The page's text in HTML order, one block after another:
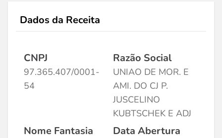
Dados da Receita
CNPJ
97.365.407/0001-
54
Razão Social
UNIAO DE MOR. E
AMI. DO CJ P.
JUSCELINO
KUBTSCHEK E ADJ
Nome Fantasia Data Abertura